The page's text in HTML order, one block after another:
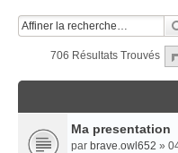
706 Résultats Trouvés
Ma presentation
par brave.owl652 »